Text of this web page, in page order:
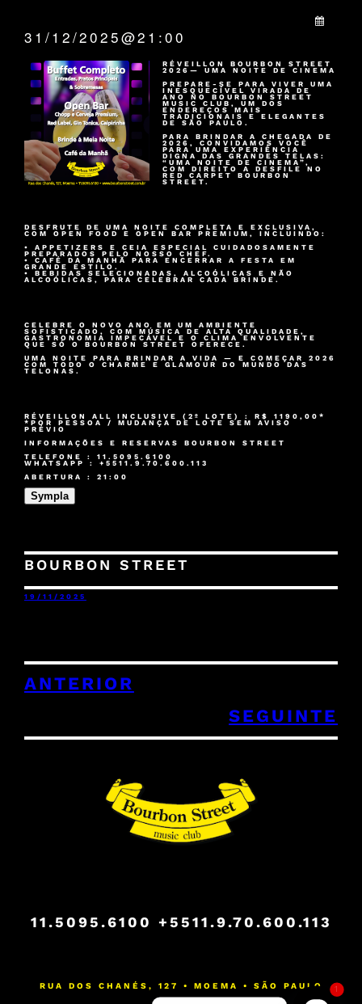
31/12/2025@21:00
RÉVEILLON BOURBON STREET
2026— UMA NOITE DE CINEMA
PREPARE-SE PARA VIVER UMA
INESQUECÍVEL VIRADA DE
ANO NO BOURBON STREET
MUSIC CLUB, UM DOS
ENDEREÇOS MAIS
TRADICIONAIS E ELEGANTES
DE SÃO PAULO.
PARA BRINDAR A CHEGADA DE
2026, CONVIDAMOS VOCÊ
PARA UMA EXPERIÊNCIA
DIGNA DAS GRANDES TELAS:
“UMA NOITE DE CINEMA”,
COM DIREITO A DESFILE NO
RED CARPET BOURBON
STREET.
DESFRUTE DE UMA NOITE COMPLETA E EXCLUSIVA,
COM OPEN FOOD E OPEN BAR PREMIUM, INCLUINDO:
• APPETIZERS E CEIA ESPECIAL CUIDADOSAMENTE
PREPARADOS PELO NOSSO CHEF.
• CAFÉ DA MANHÃ PARA ENCERRAR A FESTA EM
GRANDE ESTILO.
• BEBIDAS SELECIONADAS, ALCOÓLICAS E NÃO
ALCOÓLICAS, PARA CELEBRAR CADA BRINDE.
CELEBRE O NOVO ANO EM UM AMBIENTE
SOFISTICADO, COM MÚSICA DE ALTA QUALIDADE,
GASTRONOMIA IMPECÁVEL E O CLIMA ENVOLVENTE
QUE SÓ O BOURBON STREET OFERECE.
UMA NOITE PARA BRINDAR A VIDA — E COMEÇAR 2026
COM TODO O CHARME E GLAMOUR DO MUNDO DAS
TELONAS.
RÉVEILLON ALL INCLUSIVE (2º LOTE) : R$ 1190,00*
*POR PESSOA / MUDANÇA DE LOTE SEM AVISO
PRÉVIO
INFORMAÇÕES E RESERVAS BOURBON STREET
TELEFONE : 11.5095.6100
WHATSAPP : +5511.9.70.600.113
ABERTURA : 21:00
Sympla
BOURBON STREET
19/11/2025
ANTERIOR
SEGUINTE
11.5095.6100 +5511.9.70.600.113
RUA DOS CHANÉS, 127 • MOEMA • SÃO PAULO 1